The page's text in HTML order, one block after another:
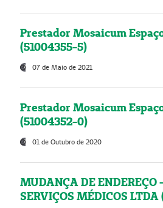
Prestador Mosaicum
(51004355-5)
07 de Maio de 2021
Prestador Mosaicum
(51004352-0)
01 de Outubro de 2020
MUDANÇA DE ENDEREÇO
SERVIÇOS MÉDICOS